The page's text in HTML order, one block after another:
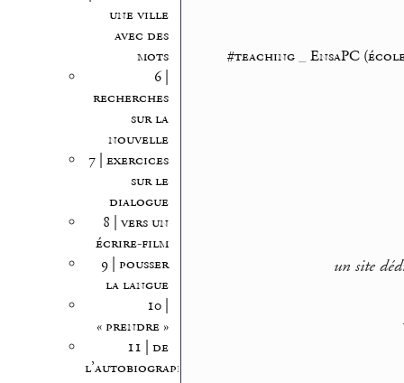
une ville
avec des
mots
6 |
recherches
sur la
nouvelle
7 | exercices
sur le
dialogue
8 | vers un
écrire-film
9 | pousser
la langue
10 |
« prendre »
11 | de
l’autobiographie
#teaching_ EnsaPC
un site